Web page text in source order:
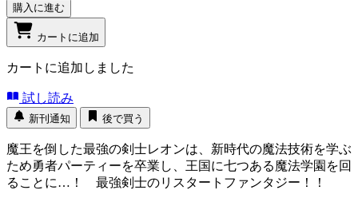
購入に進む
カートに追加
カートに追加しました
試し読み
新刊通知 後で買う
魔王を倒した最強の剣士レオンは、新時代の魔法技術を学ぶ
ため勇者パーティーを卒業し、王国に七つある魔法学園を回
ることに…！ 最強剣士のリスタートファンタジー！！